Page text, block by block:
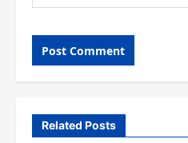
Related Posts